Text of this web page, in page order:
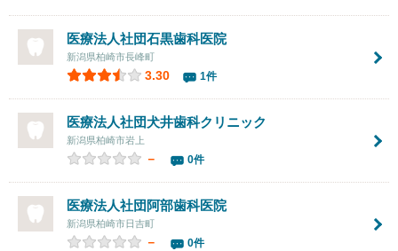
医療法人社団石黒歯科医院
新潟県柏崎市長峰町
3.30 1件
医療法人社団犬井歯科クリニック
新潟県柏崎市岩上
－ 0件
医療法人社団 阿部歯科医院
新潟県柏崎市日吉町
－ 0件